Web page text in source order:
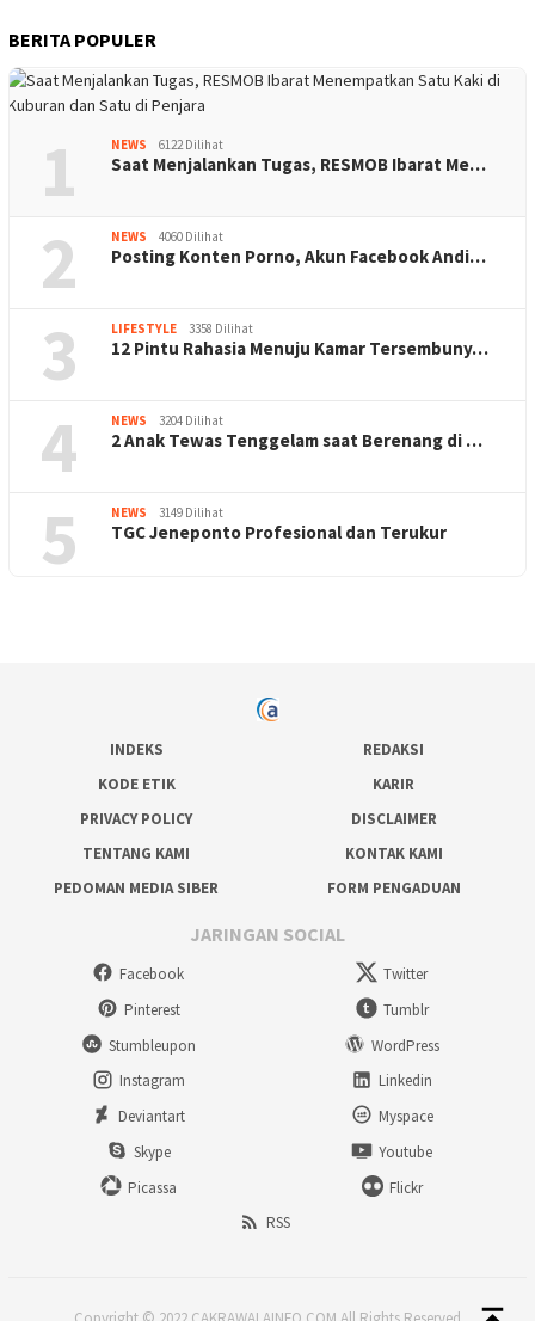
BERITA POPULER
1 NEWS 6122 Dilihat
Saat Menjalankan Tugas, RESMOB Ibarat Me…
2 NEWS 4060 Dilihat
Posting Konten Porno, Akun Facebook Andi…
3 LIFESTYLE 3358 Dilihat
12 Pintu Rahasia Menuju Kamar Tersembuny…
4 NEWS 3204 Dilihat
2 Anak Tewas Tenggelam saat Berenang di …
5 NEWS 3149 Dilihat
TGC Jeneponto Profesional dan Terukur
INDEKS
REDAKSI
KODE ETIK
KARIR
PRIVACY POLICY
DISCLAIMER
TENTANG KAMI
KONTAK KAMI
PEDOMAN MEDIA SIBER
FORM PENGADUAN
JARINGAN SOCIAL
Facebook
Twitter
Pinterest
Tumblr
Stumbleupon
WordPress
Instagram
Linkedin
Deviantart
Myspace
Skype
Youtube
Picassa
Flickr
RSS